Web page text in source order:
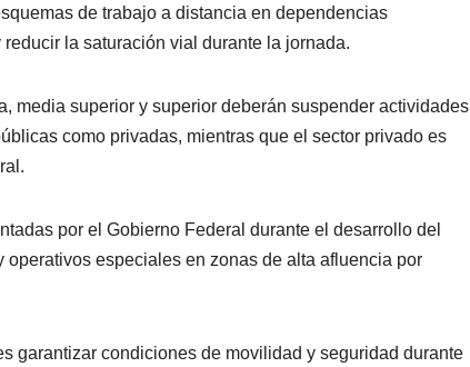
de trabajo a distancia en dependencias
la saturación vial durante la jornada.
media superior y superior deberán suspender actividades
como privadas, mientras que el sector privado es
por el Gobierno Federal durante el desarrollo del
especiales en zonas de alta afluencia por
garantizar condiciones de movilidad y seguridad durante